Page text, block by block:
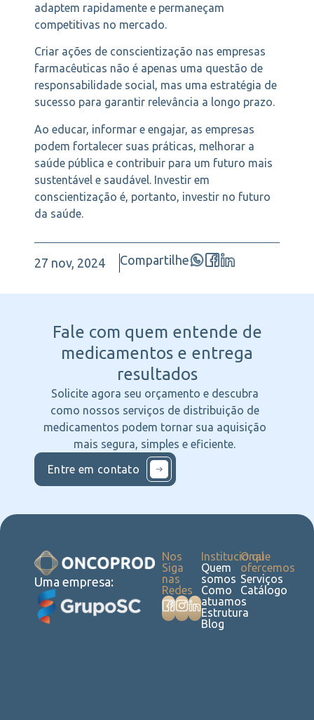
adaptem rapidamente e permaneçam
competitivas no mercado.
Criar ações de conscientização nas empresas
farmacêuticas não é apenas uma questão de
responsabilidade social, mas uma estratégia de
sucesso para garantir relevância a longo prazo.
Ao educar, informar e engajar, as empresas
podem fortalecer suas práticas, melhorar a
saúde pública e contribuir para um futuro mais
sustentável e saudável. Investir em
conscientização é, portanto, investir no futuro
da saúde.
27 nov, 2024 Compartilhe
Fale com quem entende de
medicamentos e entrega
resultados
Solicite agora seu orçamento e descubra
como nossos serviços de distribuição de
medicamentos podem tornar sua aquisição
mais segura, simples e eficiente.
Entre em contato
Uma empresa:
Institucional
Quem
somos
Como
atuamos
Estrutura
Blog
O que
ofercemos
Serviços
Catálogo
Nos
Siga
nas
Redes